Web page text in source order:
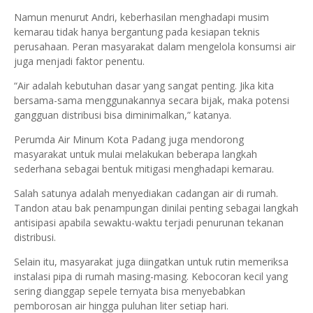
Namun menurut Andri, keberhasilan menghadapi musim
kemarau tidak hanya bergantung pada kesiapan teknis
perusahaan. Peran masyarakat dalam mengelola konsumsi air
juga menjadi faktor penentu.
“Air adalah kebutuhan dasar yang sangat penting. Jika kita
bersama-sama menggunakannya secara bijak, maka potensi
gangguan distribusi bisa diminimalkan,” katanya.
Perumda Air Minum Kota Padang juga mendorong
masyarakat untuk mulai melakukan beberapa langkah
sederhana sebagai bentuk mitigasi menghadapi kemarau.
Salah satunya adalah menyediakan cadangan air di rumah.
Tandon atau bak penampungan dinilai penting sebagai langkah
antisipasi apabila sewaktu-waktu terjadi penurunan tekanan
distribusi.
Selain itu, masyarakat juga diingatkan untuk rutin memeriksa
instalasi pipa di rumah masing-masing. Kebocoran kecil yang
sering dianggap sepele ternyata bisa menyebabkan
pemborosan air hingga puluhan liter setiap hari.